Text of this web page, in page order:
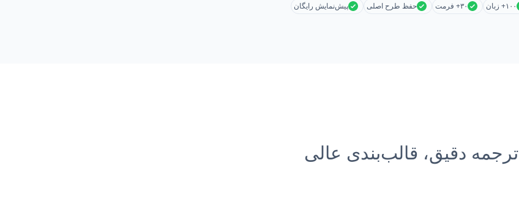
۱۰۰+ زبان ۳۰+ فرمت حفظ طرح اصلی پیش‌نمایش رایگان
ترجمه دقیق، قالب‌بندی عالی